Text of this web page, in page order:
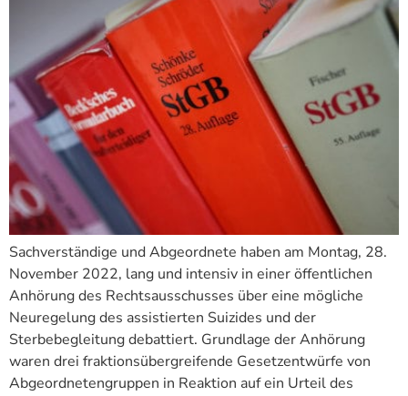
Sachverständige und Abgeordnete haben am Montag, 28.
November 2022, lang und intensiv in einer öffentlichen
Anhörung des Rechtsausschusses über eine mögliche
Neuregelung des assistierten Suizides und der
Sterbebegleitung debattiert. Grundlage der Anhörung
waren drei fraktionsübergreifende Gesetzentwürfe von
Abgeordnetengruppen in Reaktion auf ein Urteil des